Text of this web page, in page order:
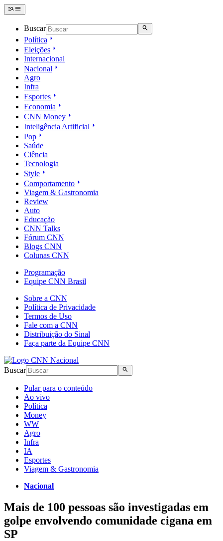
Buscar
Política
Eleições
Internacional
Nacional
Agro
Infra
Esportes
Economia
CNN Money
Inteligência Artificial
Pop
Saúde
Ciência
Tecnologia
Style
Comportamento
Viagem & Gastronomia
Review
Auto
Educação
CNN Talks
Fórum CNN
Blogs CNN
Colunas CNN
Programação
Equipe CNN Brasil
Sobre a CNN
Política de Privacidade
Termos de Uso
Fale com a CNN
Distribuição do Sinal
Faça parte da Equipe CNN
Buscar
Pular para o conteúdo
Ao vivo
Política
Money
WW
Agro
Infra
IA
Esportes
Viagem & Gastronomia
Nacional
Mais de 100 pessoas são investigadas em
golpe envolvendo comunidade cigana em
SP